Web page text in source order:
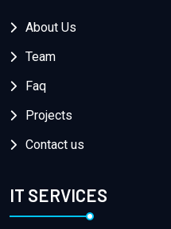
About Us
Team
Faq
Projects
Contact us
IT SERVICES